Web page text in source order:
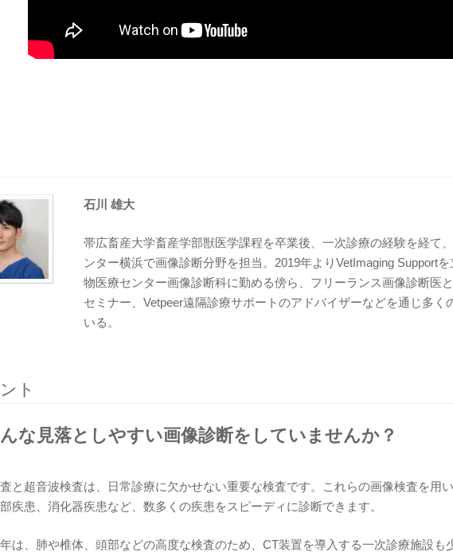
石川 雄大
帯広畜産大学畜産学部獣医学課程を卒業後、一次診療の経験を経て
ンター横浜で画像診断分野を担当。2019年よりVetImaging Support
物医療センター画像診断科に勤める傍ら、フリーランス画像診断医
セミナー、Vetpeer遠隔診療サポートのアドバイザーなどを通じ多く
いる。
ト
な見落としやすい画像診断をしていませんか？
査と超音波検査は、日常診療に欠かせない重要な検査です。これらの画像検査を用
疾患、消化器疾患など、数多くの疾患をスピーディに診断できます。
は、肺や椎体、頭部などの高度な検査のため、CT装置を導入する一次診療施設も